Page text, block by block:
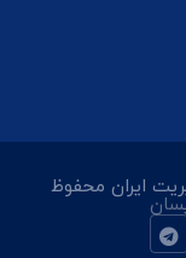
ایران محفوظ